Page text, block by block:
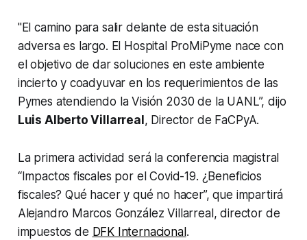
"El camino para salir delante de esta situación
adversa es largo. El Hospital ProMiPyme nace con
el objetivo de dar soluciones en este ambiente
incierto y coadyuvar en los requerimientos de las
Pymes atendiendo la Visión 2030 de la UANL”, dijo
Luis Alberto Villarreal, Director de FaCPyA.
La primera actividad será la conferencia magistral
“Impactos fiscales por el Covid-19. ¿Beneficios
fiscales? Qué hacer y qué no hacer”, que impartirá
Alejandro Marcos González Villarreal, director de
impuestos de DFK Internacional.